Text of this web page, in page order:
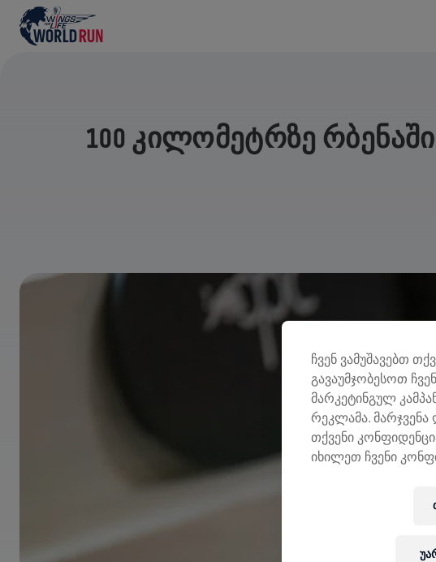
100 ᲙᲘᲚᲝᲛᲔᲢᲠᲖᲔ
ჩვენ ვამუშავებთ
გავაუმჯობესოთ
მარკეტინგულ
რეკლამა.
თქვენი
იხილეთ ჩვენი